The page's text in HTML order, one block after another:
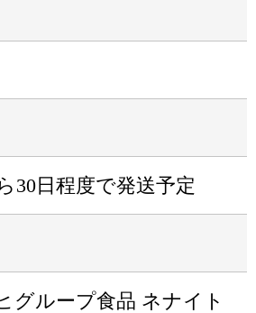
30日程度で発送予定
ループ食品 ネナイト